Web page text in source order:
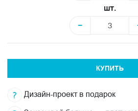
шт.
−
КУПИТЬ
Дизайн-проект в подарок